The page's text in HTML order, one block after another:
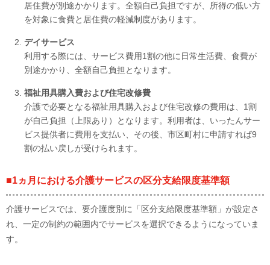
居住費が別途かかります。全額自己負担ですが、所得の低い方
を対象に食費と居住費の軽減制度があります。
デイサービス
利用する際には、サービス費用1割の他に日常生活費、食費が
別途かかり、全額自己負担となります。
福祉用具購入費および住宅改修費
介護で必要となる福祉用具購入および住宅改修の費用は、1割
が自己負担（上限あり）となります。利用者は、いったんサー
ビス提供者に費用を支払い、その後、市区町村に申請すれば9
割の払い戻しが受けられます。
■1ヵ月における介護サービスの区分支給限度基準額
介護サービスでは、要介護度別に「区分支給限度基準額」が設定さ
れ、一定の制約の範囲内でサービスを選択できるようになっていま
す。